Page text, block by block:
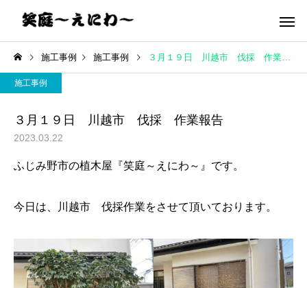
施工事例 施工事例 ３月１９日 川越市 伐採 作業報告
施工事例
３月１９日 川越市 伐採 作業報告
2023.03.22
ふじみ野市の植木屋『笑庭～えにわ～』です。
今日は、川越市 伐採作業をさせて頂いております。